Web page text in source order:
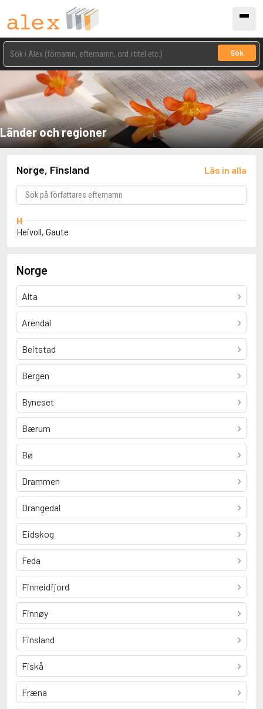
Sök
Länder och regioner
Norge, Finsland Läs in alla
H
Heivoll, Gaute
Norge
Alta
Arendal
Beitstad
Bergen
Byneset
Bærum
Bø
Drammen
Drangedal
Eidskog
Feda
Finneidfjord
Finnøy
Finsland
Fiskå
Fræna